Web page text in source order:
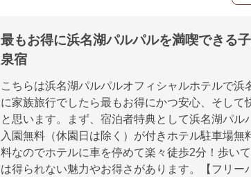
最もお得に浜名湖パルパルを満喫できる
泉宿
こちらは浜名湖パルパルオフィシャルホテルで浜
に家族旅行でしたら最もお得にかつ安心、そして
と思います。まず、宿泊者特典として浜名湖パル
入園無料（休園日は除く）が付きホテル駐車場無
料なのでホテルに車を停めて楽々徒歩2分！歩い
は得られない魅力やお得さがあります。【フリー